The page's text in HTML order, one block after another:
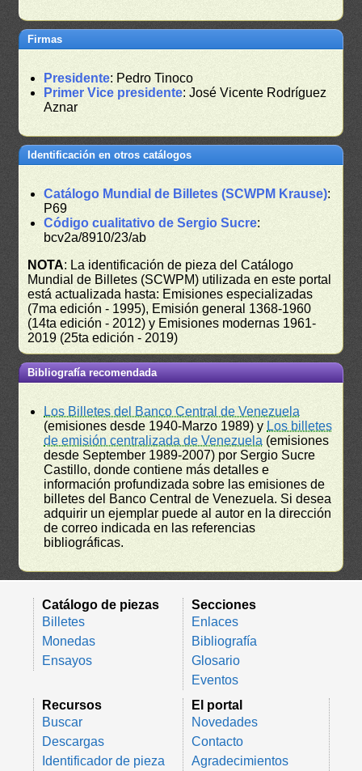
Firmas
Presidente: Pedro Tinoco
Primer Vice presidente: José Vicente Rodríguez
Aznar
Identificación en otros catálogos
Catálogo Mundial de Billetes (SCWPM Krause):
P69
Código cualitativo de Sergio Sucre:
bcv2a/8910/23/ab
NOTA: La identificación de pieza del Catálogo
Mundial de Billetes (SCWPM) utilizada en este portal
está actualizada hasta: Emisiones especializadas
(7ma edición - 1995), Emisión general 1368-1960
(14ta edición - 2012) y Emisiones modernas 1961-
2019 (25ta edición - 2019)
Bibliografía recomendada
Los Billetes del Banco Central de Venezuela
(emisiones desde 1940-Marzo 1989) y Los billetes
de emisión centralizada de Venezuela (emisiones
desde September 1989-2007) por Sergio Sucre
Castillo, donde contiene más detalles e
información profundizada sobre las emisiones de
billetes del Banco Central de Venezuela. Si desea
adquirir un ejemplar puede al autor en la dirección
de correo indicada en las referencias
bibliográficas.
Catálogo de piezas
Billetes
Monedas
Ensayos
Secciones
Enlaces
Bibliografía
Glosario
Eventos
Recursos
Buscar
Descargas
Identificador de pieza
El portal
Novedades
Contacto
Agradecimientos